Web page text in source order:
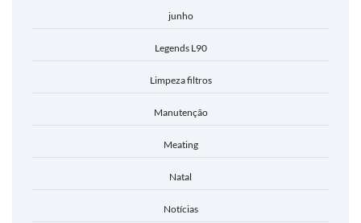
junho
Legends L90
Limpeza filtros
Manutenção
Meating
Natal
Notícias